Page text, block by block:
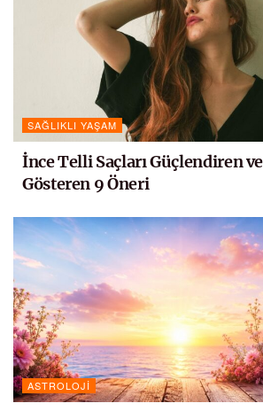
SAĞLIKLI YAŞAM
İnce Telli Saçları Güçlendiren
Gösteren 9 Öneri
ASTROLOJI